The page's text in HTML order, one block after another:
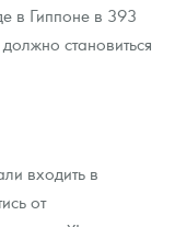
в Гиппоне в 393
становиться
входить в
от